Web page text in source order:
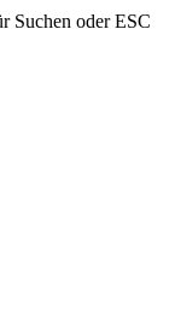
Suchen oder ESC